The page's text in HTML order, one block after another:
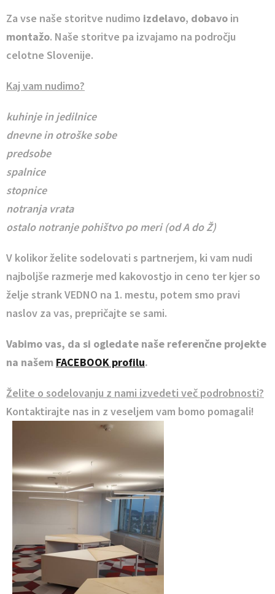
Za vse naše storitve nudimo izdelavo, dobavo in
montažo. Naše storitve pa izvajamo na področju
celotne Slovenije.
Kaj vam nudimo?
kuhinje in jedilnice
dnevne in otroške sobe
predsobe
spalnice
stopnice
notranja vrata
ostalo notranje pohištvo po meri (od A do Ž)
V kolikor želite sodelovati s partnerjem, ki vam nudi
najboljše razmerje med kakovostjo in ceno ter kjer so
želje strank VEDNO na 1. mestu, potem smo pravi
naslov za vas, prepričajte se sami.
Vabimo vas, da si ogledate naše referenčne projekte
na našem FACEBOOK profilu.
Želite o sodelovanju z nami izvedeti več podrobnosti?
Kontaktirajte nas in z veseljem vam bomo pomagali!